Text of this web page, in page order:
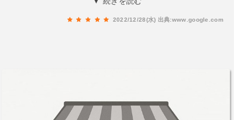
2022/12/28(水) 出典:www.google.com